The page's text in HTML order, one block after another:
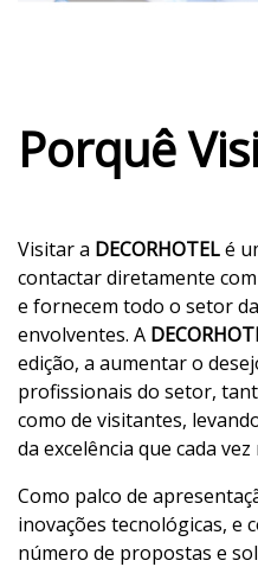
Porquê
Visitar a DECORHOTELé
contactar diretamente
e fornecem todo o setor
envolventes. A
edição, a aumentar o
profissionais do setor,
como de visitantes,
da excelência que cada
Como palco de
inovações tecnológicas, e
número de propostas e